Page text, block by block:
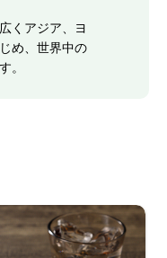
くアジア、ヨ
め、世界中の
。